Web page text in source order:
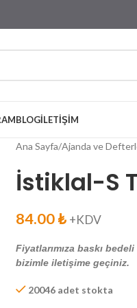
BLOGİLETIŞIM
Ana Sayfa Ajanda ve
İstiklal-S
84.00₺ +KDV
Fiyatlarımıza baskı
bizimle iletişime geçiniz.
20046 adet stokta